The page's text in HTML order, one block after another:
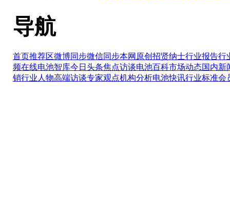
导航
首页推荐区微博同步微信同步本网原创 招贤纳士行业报告行
频在线电池智库今日头条焦点访谈电池百科市场动态国内新
销行业人物高端访谈专家观点机构分析电池快讯行业标准会